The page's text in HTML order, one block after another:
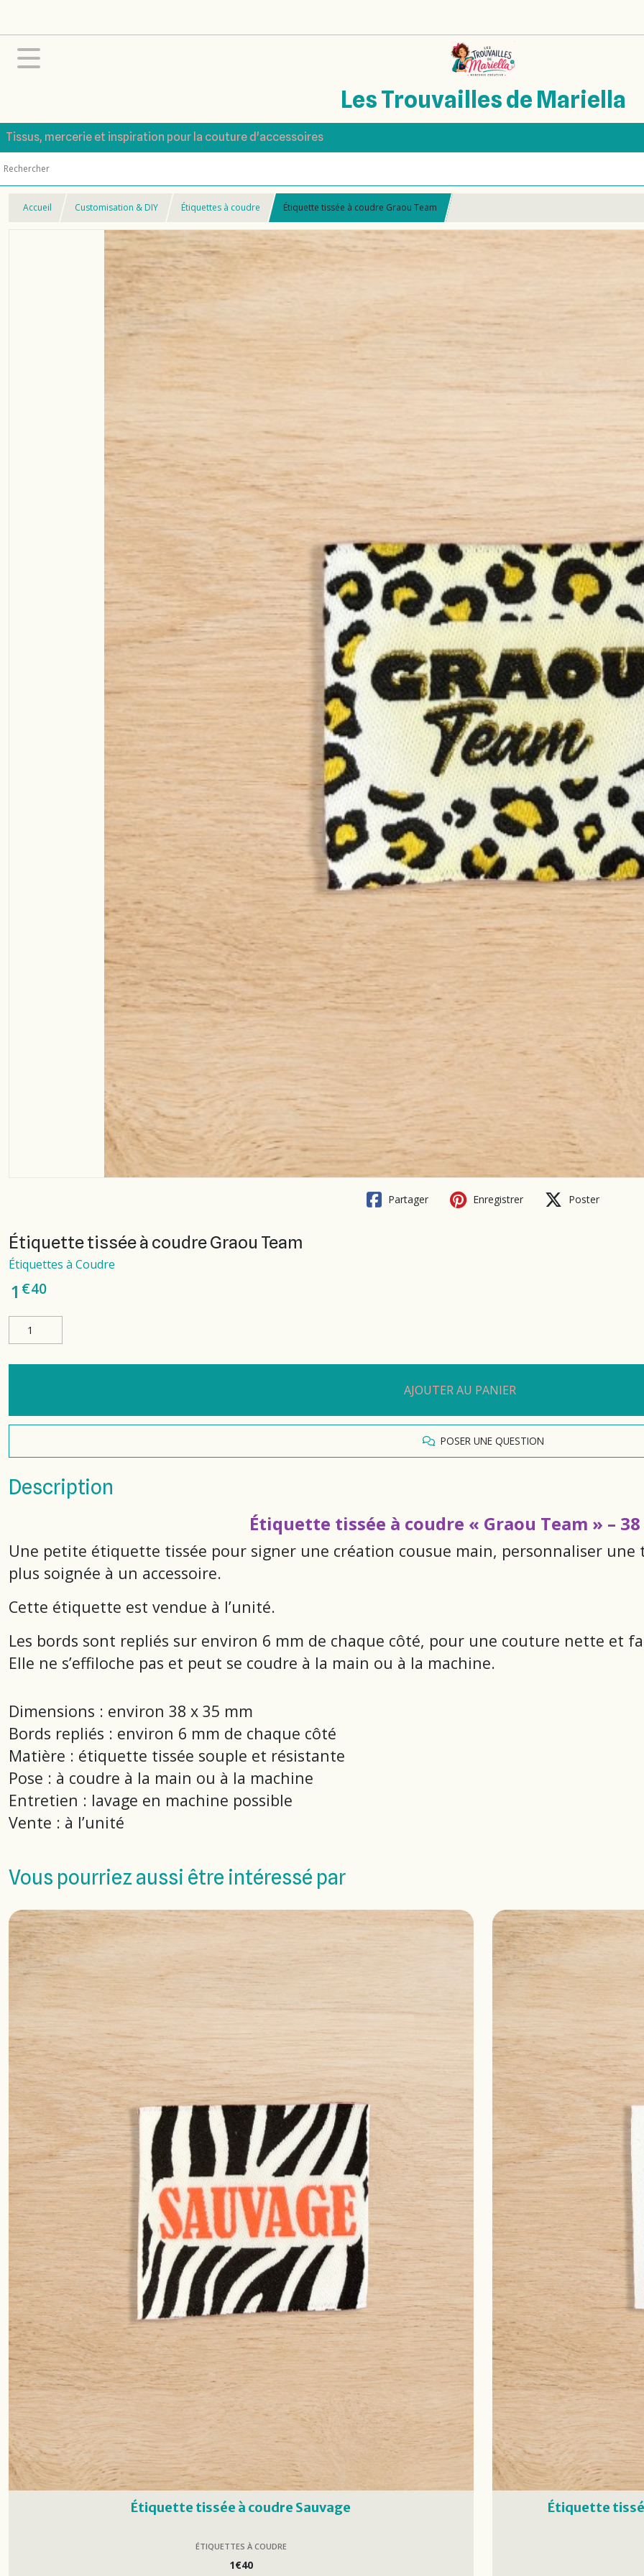
Les Trouvailles de Mariella
Tissus, mercerie et inspiration pour la couture d'accessoires
Accueil Customisation & DIY Étiquettes à coudre Étiquette tissée à coudre Graou Team
Partager Enregistrer Poster
Étiquette tissée à coudre Graou Team
Étiquettes à Coudre
1 €40
AJOUTER AU PANIER
POSER UNE QUESTION
Description
Étiquette tissée à coudre « Graou Team » –
Une petite étiquette tissée pour signer une création cousue main, personnaliser
plus soignée à un accessoire.
Cette étiquette est vendue à l’unité.
Les bords sont repliés sur environ 6 mm de chaque côté, pour une couture nette et
Elle ne s’effiloche pas et peut se coudre à la main ou à la machine.
Dimensions : environ 38 x 35 mm
Bords repliés : environ 6 mm de chaque côté
Matière : étiquette tissée souple et résistante
Pose : à coudre à la main ou à la machine
Entretien : lavage en machine possible
Vente : à l’unité
Vous pourriez aussi être intéressé par
Étiquette tissée à coudre Sauvage
ÉTIQUETTES À COUDRE
1€40
Étiquette